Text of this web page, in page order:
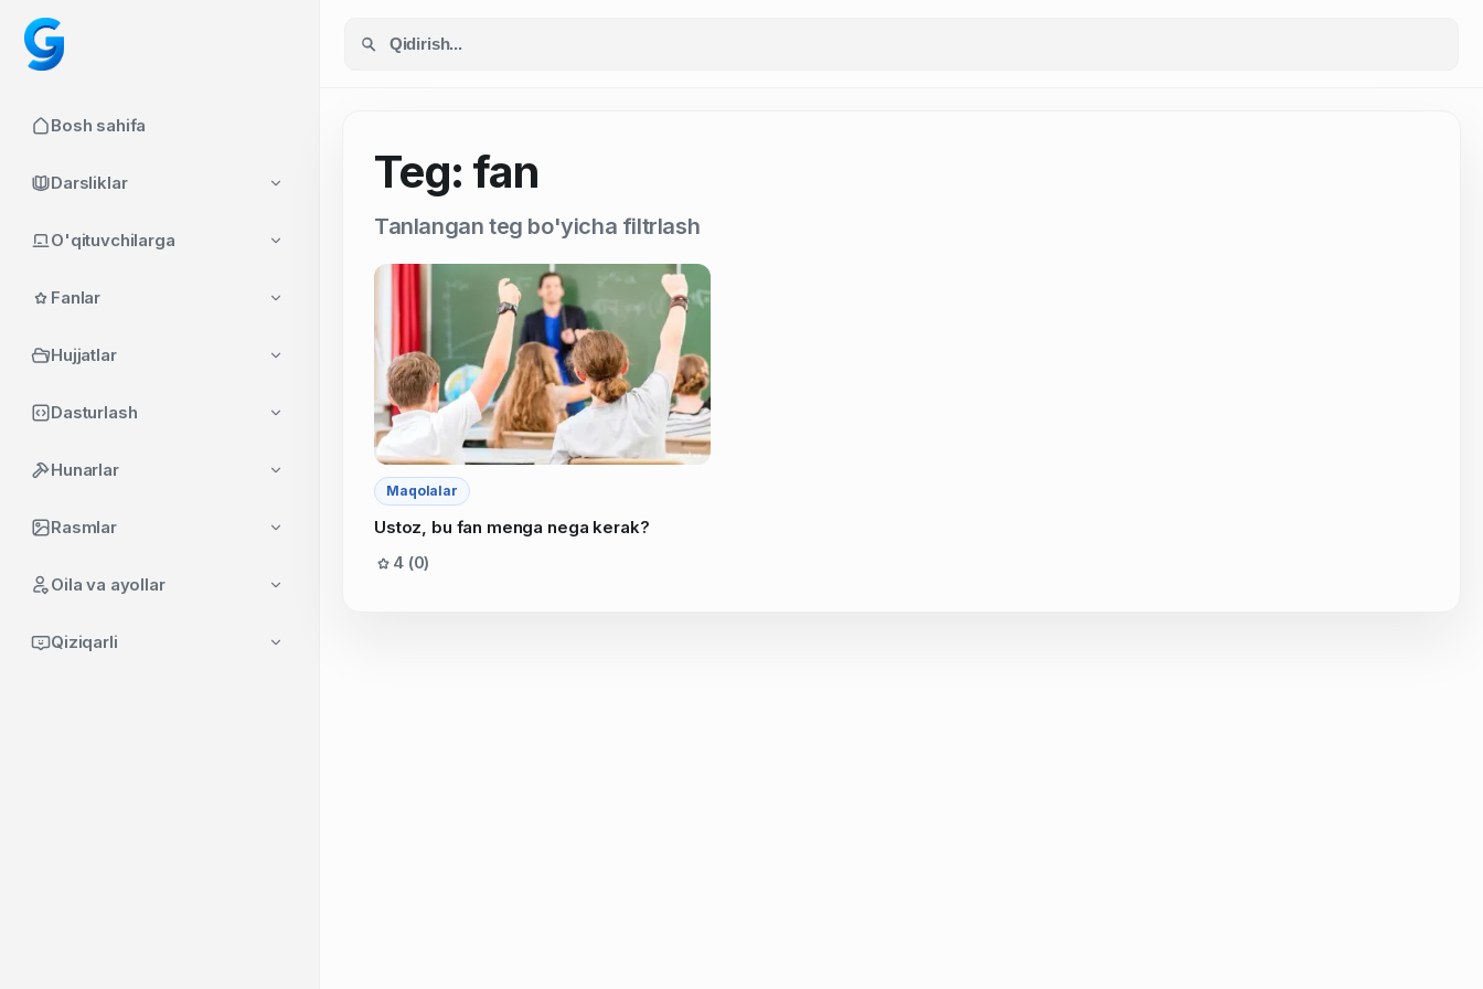
Bosh sahifa
Darsliklar
O'qituvchilarga
Fanlar
Hujjatlar
Dasturlash
Hunarlar
Rasmlar
Oila va ayollar
Qiziqarli
Teg: fan
Tanlangan teg bo'yicha filtrlash
Maqolalar
Ustoz, bu fan menga nega kerak?
4 (0)